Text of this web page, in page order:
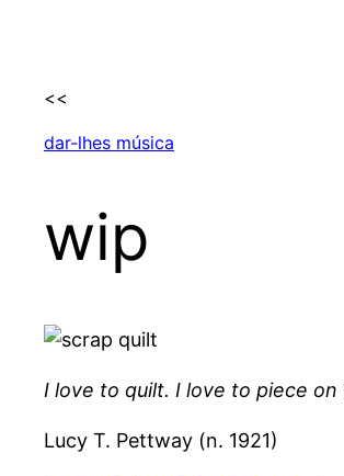
<<
dar-lhes música
wip
I love to quilt. I love to piece
Lucy T. Pettway (n. 1921)